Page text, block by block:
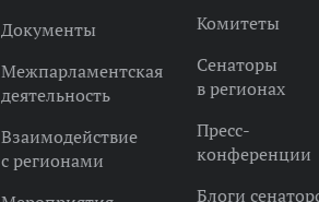
Документы
Межпарламентская
деятельность
Взаимодействие
с регионами
Комитеты
Сенаторы
в регионах
Пресс-
конференции
Блоги